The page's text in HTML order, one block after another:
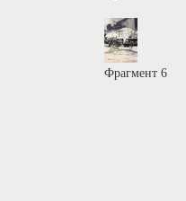
Фрагмент 6